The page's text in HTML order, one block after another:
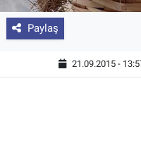
Paylaş
21.09.2015 -
Tahıllar ve